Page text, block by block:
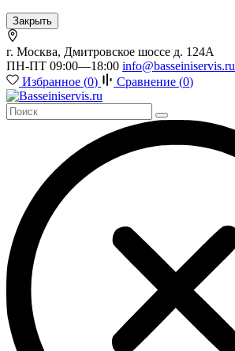
Закрыть
г. Москва, Дмитровское шоссе д. 124А
ПН-ПТ 09:00—18:00 info@basseiniservis.ru
Избранное (0) Сравнение (0)